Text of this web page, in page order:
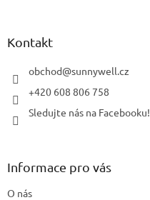
Kontakt
obchod@sunnywell.cz
+420 608 806 758
Sledujte nás na Facebooku!
Informace pro vás
O nás